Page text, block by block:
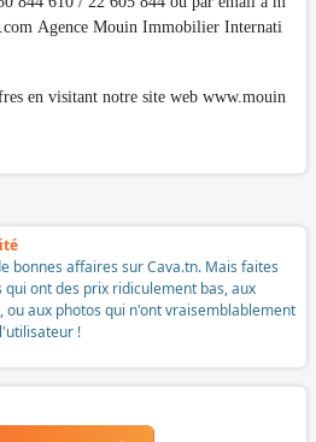
Agence Mouin Immobilier Internati
en visitant notre site web www.mouin
bonnes affaires sur Cava.tn. Mais faites
ont des prix ridiculement bas, aux
ou aux photos qui n'ont vraisemblablement
!